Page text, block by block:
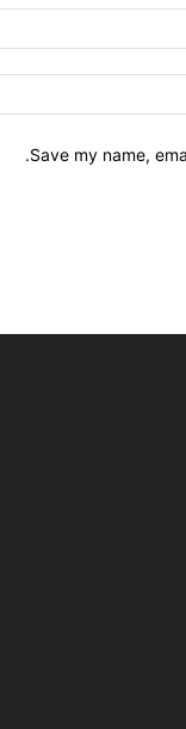
Save my name,